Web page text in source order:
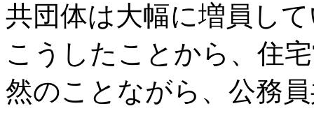
共団体は大幅に増員し
こうしたことから、住
然のことながら、公務